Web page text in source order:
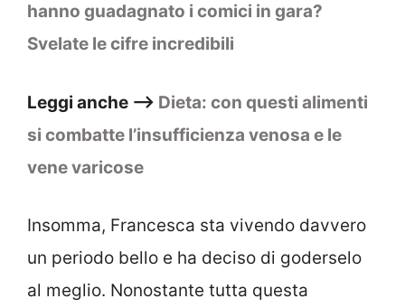
hanno guadagnato i comici in gara?
Svelate le cifre incredibili
Leggi anche –> Dieta: con questi alimenti
si combatte l’insufficienza venosa e le
vene varicose
Insomma, Francesca sta vivendo davvero
un periodo bello e ha deciso di goderselo
al meglio. Nonostante tutta questa